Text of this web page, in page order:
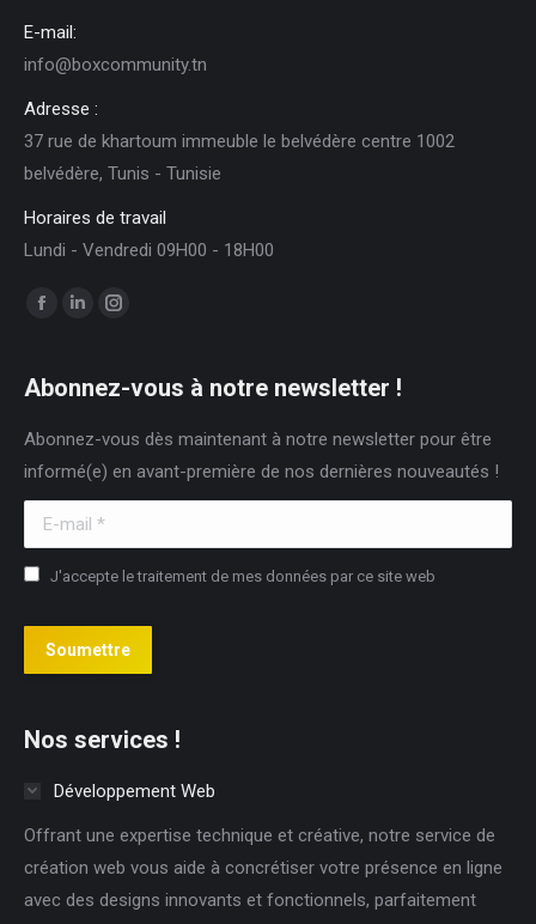
E-mail:
info@boxcommunity.tn
Adresse :
37 rue de khartoum immeuble le belvédère centre 1002
belvédère, Tunis - Tunisie
Horaires de travail
Lundi - Vendredi 09H00 - 18H00
Trouvez nous sur :
Facebook
opens
new
window
LinkedIn
opens
new
window
Instagram
opens
new
window
Abonnez-vous à notre newsletter !
Abonnez-vous dès maintenant à notre newsletter pour être
informé(e) en avant-première de nos dernières nouveautés !
E-mail *
J'accepte le traitement de mes données par ce site web
Soumettre
Nos services !
Développement Web
Offrant une expertise technique et créative, notre service de
création web vous aide à concrétiser votre présence en ligne
avec des designs innovants et fonctionnels, parfaitement